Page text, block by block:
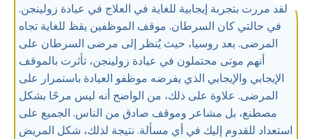
لقد مررت بتجربة إيجابية للغاية في العلاج في عيادة زولينجن.
في حالتي كان السرطان. موقف الموظفين يقظ للغاية تجاه
المرضى. بعد روسيا، حيث يُنظر إلى مرضى السرطان على
أنهم موتى محتملون في عيادة زولينجن، تأثرت بالموقف
الإيجابي والإيجابي الذي يفرضه موظفو العيادة باستمرار على
المرضى. علاوة على ذلك، من الواضح أنه ليس مرحًا بشكل
مصطنع، بل مشاعر وموقف صادق من الناس. الجميع على
استعداد للقدوم إليك في أي مسألة. نتيجة لذلك، شكل المريض